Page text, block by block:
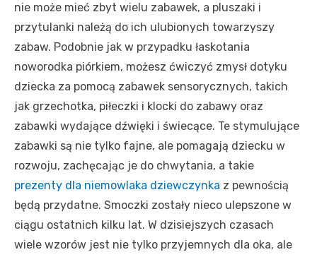
nie może mieć zbyt wielu zabawek, a pluszaki i
przytulanki należą do ich ulubionych towarzyszy
zabaw. Podobnie jak w przypadku łaskotania
noworodka piórkiem, możesz ćwiczyć zmysł dotyku
dziecka za pomocą zabawek sensorycznych, takich
jak grzechotka, piłeczki i klocki do zabawy oraz
zabawki wydające dźwięki i świecące. Te stymulujące
zabawki są nie tylko fajne, ale pomagają dziecku w
rozwoju, zachęcając je do chwytania, a takie
prezenty dla niemowlaka dziewczynka z pewnością
będą przydatne. Smoczki zostały nieco ulepszone w
ciągu ostatnich kilku lat. W dzisiejszych czasach
wiele wzorów jest nie tylko przyjemnych dla oka, ale